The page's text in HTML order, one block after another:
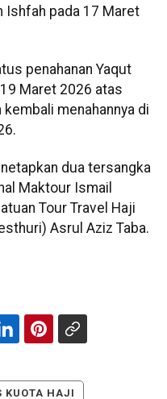
Ishfah pada 17 Maret
penahanan Yaqut
Maret 2026 atas
menahannya di
dua tersangka
Maktour Ismail
Tour Travel Haji
Asrul Aziz Taba.
KUOTA HAJI